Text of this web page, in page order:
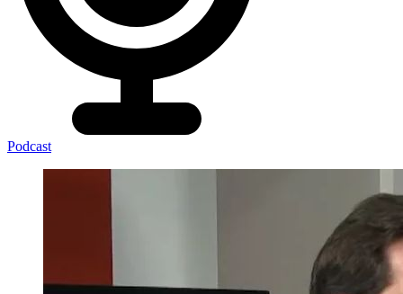
Podcast